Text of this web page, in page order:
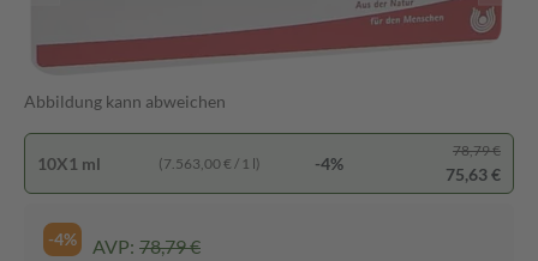
Abbildung kann abweichen
10X1 ml (7.563,00 € / 1 l) -4%
78,79 €
75,63 €
-4% AVP: 78,79 €